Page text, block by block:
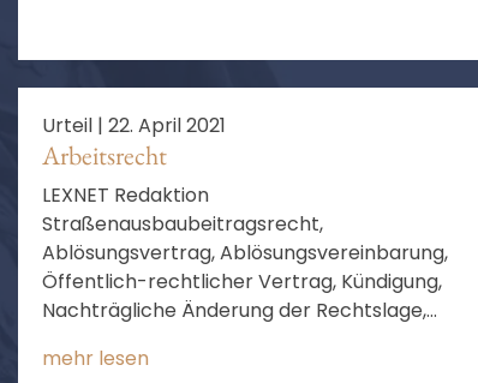
Urteil | 22. April 2021
Arbeitsrecht
LEXNET Redaktion
Straßenausbaubeitragsrecht,
Ablösungsvertrag, Ablösungsvereinbarung,
Öffentlich-rechtlicher Vertrag, Kündigung,
Nachträgliche Änderung der Rechtslage,
Straßenausbaubeiträgen, Stichtagsprinzip
mehr lesen